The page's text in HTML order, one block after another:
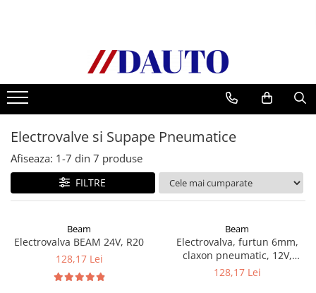
Bullbare, Suporti lumini camioane
Accesorii inox
DAF
CF Euro 6
DAF CF 85
DAF XF 105
Daf XF 95
Ford
Electrovalve si Supape Pneumatice
Afiseaza: 1-7 din 7 produse
FILTRE
Beam
Electrovalva BEAM 24V, R20
128,17 Lei
Beam
Electrovalva, furtun 6mm,
claxon pneumatic, 12V,
consum 1A, presiune 0-15 bar
128,17 Lei